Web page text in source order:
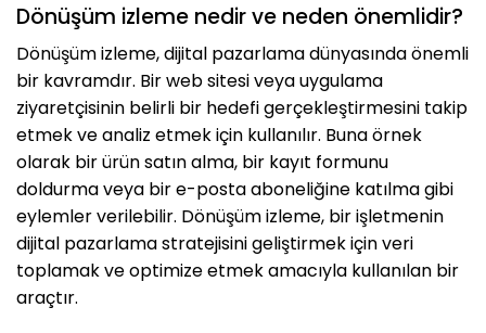
Dönüşüm izleme nedir ve neden önemlidir?
Dönüşüm izleme, dijital pazarlama dünyasında önemli
bir kavramdır. Bir web sitesi veya uygulama
ziyaretçisinin belirli bir hedefi gerçekleştirmesini takip
etmek ve analiz etmek için kullanılır. Buna örnek
olarak bir ürün satın alma, bir kayıt formunu
doldurma veya bir e-posta aboneliğine katılma gibi
eylemler verilebilir. Dönüşüm izleme, bir işletmenin
dijital pazarlama stratejisini geliştirmek için veri
toplamak ve optimize etmek amacıyla kullanılan bir
araçtır.